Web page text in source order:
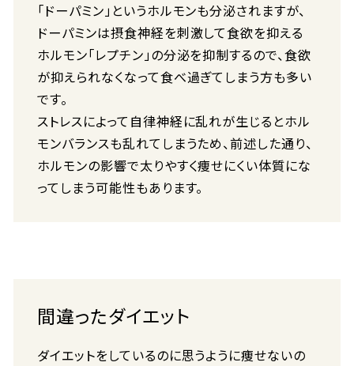
「ドーパミン」というホルモンも分泌されますが、
ドーパミンは摂食神経を刺激して食欲を抑える
ホルモン「レプチン」の分泌を抑制するので、食欲
が抑えられなくなって食べ過ぎてしまう方も多い
です。
ストレスによって自律神経に乱れが生じるとホル
モンバランスも乱れてしまうため、前述した通り、
ホルモンの影響で太りやすく痩せにくい体質にな
ってしまう可能性もあります。
間違ったダイエット
ダイエットをしているのに思うように痩せないの